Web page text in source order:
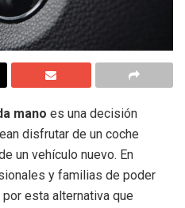
mano es una decisión
disfrutar de un coche
un vehículo nuevo. En
y familias de poder
esta alternativa que